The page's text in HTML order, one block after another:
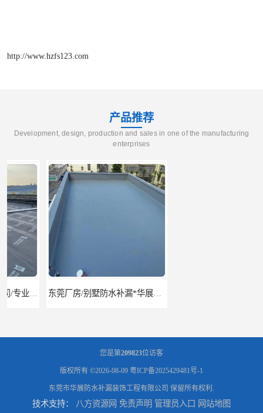
http://www.hzfs123.com
产品推荐
Development, design, production and sales in one of the manufacturing
enterprises
东莞厂房/别墅防水补漏*华展防水，技术全面、专业靠谱
您是第209823位访客
版权所有 ©2026-08-09 粤ICP备2025429481号-1
东莞市华展防水补漏装饰工程有限公司 保留所有权利.
技术支持： 八方资源网 免责声明 管理员入口 网站地图